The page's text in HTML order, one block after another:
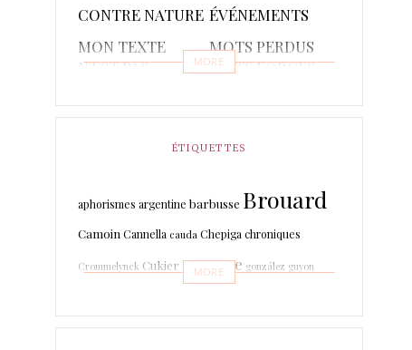
CONTRE NATURE ÉVÉNEMENTS
MON TEXTE
N'EST PAS
MOTS PERDUS
MOTS FORGES
POÈMES
PONCTUAIRE
RAPSODIES ET
RÉCITS
TRADUCTIONS
MORE
ÉTIQUETTES
aphorismes argentine barbusse Brouard
Camoin Cannella cauda Chepiga chroniques
Crommelynck Cukier espagne gonzález guyon
Marrodan
MORE